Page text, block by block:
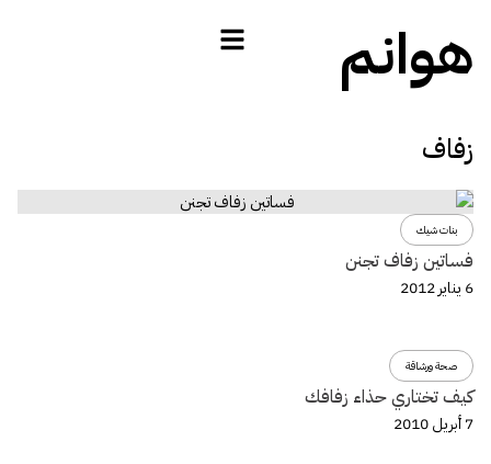
هوانم
زفاف
بنات شيك
فساتين زفاف تجنن
6 يناير 2012
صحة ورشاقة
كيف تختاري حذاء زفافك
7 أبريل 2010